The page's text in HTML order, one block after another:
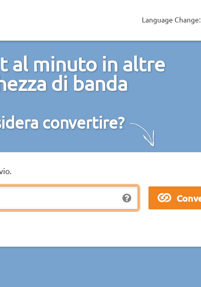
Language Change:
al minuto in altre
di banda
convertire?